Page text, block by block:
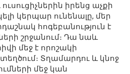
իրենց աչքի
կերպար ունենալը, մեր
հոգեբանություն է
շրջանում։ Դա նաև
մեջ է որոշակի
Տղամարդու և կնոջ
մեջ կան